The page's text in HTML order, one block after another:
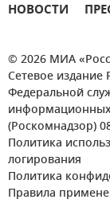
НОВОСТИ
© 2026 МИА
Сетевое издание
Федеральной
(Роскомнадзор)
Политика
логирования
Политика
Правила